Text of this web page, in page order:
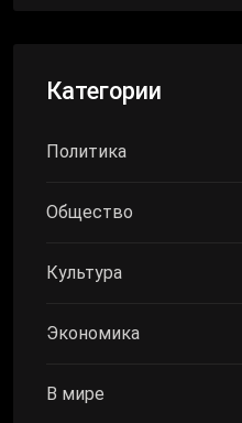
Категории
Политика
Общество
Культура
Экономика
В мире